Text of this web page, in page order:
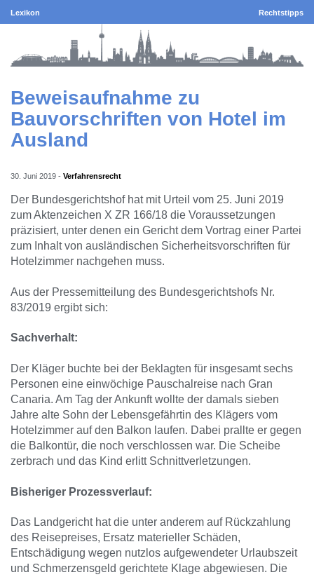
Lexikon Rechtstipps
Beweisaufnahme zu
Bauvorschriften von Hotel im
Ausland
30. Juni 2019 - Verfahrensrecht
Der Bundesgerichtshof hat mit Urteil vom 25. Juni 2019
zum Aktenzeichen X ZR 166/18 die Voraussetzungen
präzisiert, unter denen ein Gericht dem Vortrag einer Partei
zum Inhalt von ausländischen Sicherheitsvorschriften für
Hotelzimmer nachgehen muss.
Aus der Pressemitteilung des Bundesgerichtshofs Nr.
83/2019 ergibt sich:
Sachverhalt:
Der Kläger buchte bei der Beklagten für insgesamt sechs
Personen eine einwöchige Pauschalreise nach Gran
Canaria. Am Tag der Ankunft wollte der damals sieben
Jahre alte Sohn der Lebensgefährtin des Klägers vom
Hotelzimmer auf den Balkon laufen. Dabei prallte er gegen
die Balkontür, die noch verschlossen war. Die Scheibe
zerbrach und das Kind erlitt Schnittverletzungen.
Bisheriger Prozessverlauf:
Das Landgericht hat die unter anderem auf Rückzahlung
des Reisepreises, Ersatz materieller Schäden,
Entschädigung wegen nutzlos aufgewendeter Urlaubszeit
und Schmerzensgeld gerichtete Klage abgewiesen. Die